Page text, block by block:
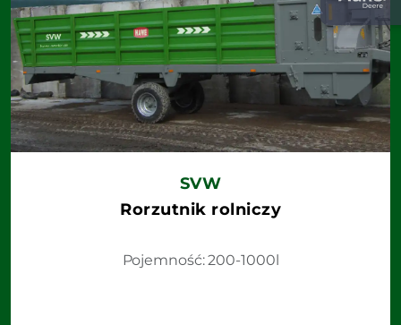
SVW
Rorzutnik rolniczy
Pojemność: 200-1000l